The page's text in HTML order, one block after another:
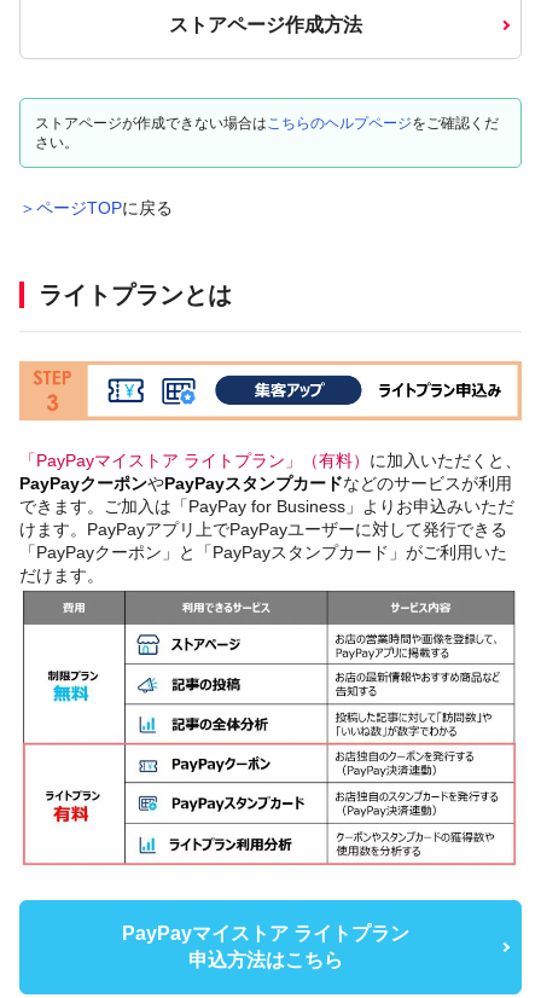
ストアページ作成方法
ストアページが作成できない場合はこちらのヘルプページをご確認くだ
さい。
＞ページTOPに戻る
ライトプランとは
「PayPayマイストア ライトプラン」（有料） に加入いただくと、
PayPayクーポンやPayPayスタンプカードなどのサービスが利用
できます。ご加入は「PayPay for Business」よりお申込みいただ
けます。PayPayアプリ上でPayPayユーザーに対して発行できる
「PayPayクーポン」と「PayPayスタンプカード」がご利用いた
だけます。
PayPayマイストア ライトプラン
申込方法はこちら